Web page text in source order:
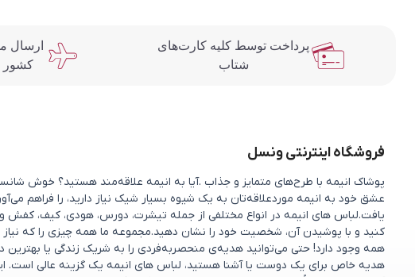
پرداخت توسط کلیه کارت‌های
شتاب
ارسال
کشور
فروشگاه اینترنتی ونسل
پوشاک انیمه با طرح‌های متمایز و جذاب .آیا به انیمه علاقه‌مند هستید؟ خوش
عشق خود به انیمه موردعلاقه‌تان به یک شیوه بسیار شیک نیاز دارید، را فراهم
یافت.لباس های انیمه در انواع مختلفی از جمله تیشرت، دورس، هودی، کیف، کفش
کنید و با پوشیدن آن، شخصیت خود را نشان دهید.مجموعه ما همه چیزی را که نیاز
همه وجود دارد! حتی می‌توانید هدیه‌ی منحصربه‌فردی را به شریک زندگی یا
هدیه خاص برای یک دوست یا آشنا هستید، لباس های انیمه یک گزینه عالی